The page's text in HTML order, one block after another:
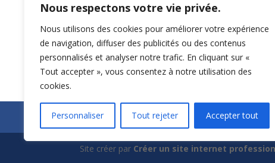
Nous respectons votre vie privée.
Nous utilisons des cookies pour améliorer votre expérience
de navigation, diffuser des publicités ou des contenus
personnalisés et analyser notre trafic. En cliquant sur «
Tout accepter », vous consentez à notre utilisation des
cookies.
Personnaliser Tout rejeter Accepter tout
Chemin de Compostelle organisé Code de
Site créer par Créer un site internet